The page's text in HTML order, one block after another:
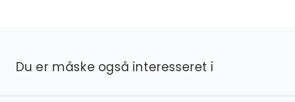
Du er måske også interesseret i